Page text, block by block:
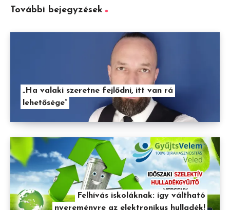
További bejegyzések
„Ha valaki szeretne fejlődni, itt van rá
lehetősége”
Felhívás iskoláknak: így váltható
nyereményre az elektronikus hulladék!